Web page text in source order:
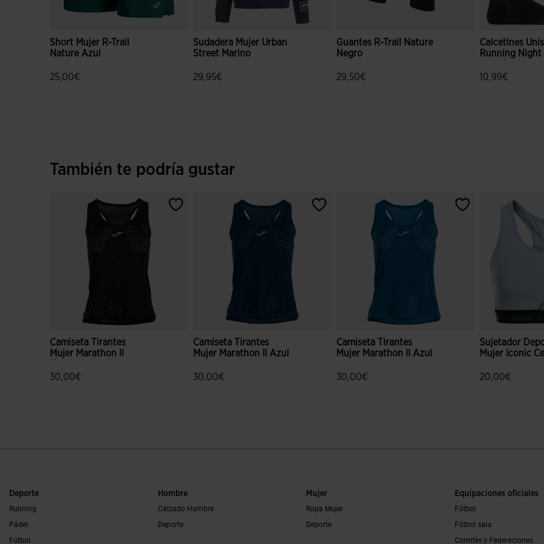
Short Mujer R-Trail
Nature Azul
25,00€
Sudadera Mujer Urban
Street Marino
29,95€
Guantes R-Trail Nature
Negro
29,50€
Calcetines
Running Night
10,99€
También te podría gustar
Camiseta Tirantes
Mujer Marathon II
30,00€
Camiseta Tirantes
Mujer Marathon II Azul
30,00€
Camiseta Tirantes
Mujer Marathon II Azul
30,00€
Sujetador
Mujer Iconic
20,00€
Deporte
Running
Pádel
Fútbol
Hombre
Calzado Hombre
Deporte
Mujer
Ropa Mujer
Deporte
Equipaciones oficiales
Fútbol
Fútbol sala
Comités y Federaciones